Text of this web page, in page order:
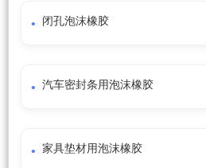
闭孔泡沫橡胶
汽车密封条用泡沫橡胶
家具垫材用泡沫橡胶